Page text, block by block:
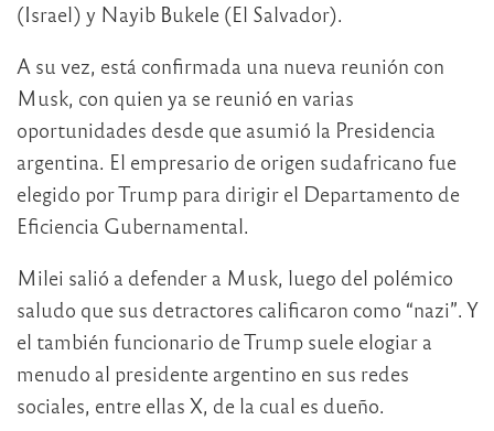
(Israel) y Nayib Bukele (El Salvador).
A su vez, está confirmada una nueva reunión con
Musk, con quien ya se reunió en varias
oportunidades desde que asumió la Presidencia
argentina. El empresario de origen sudafricano fue
elegido por Trump para dirigir el Departamento de
Eficiencia Gubernamental.
Milei salió a defender a Musk, luego del polémico
saludo que sus detractores calificaron como “nazi”. Y
el también funcionario de Trump suele elogiar a
menudo al presidente argentino en sus redes
sociales, entre ellas X, de la cual es dueño.